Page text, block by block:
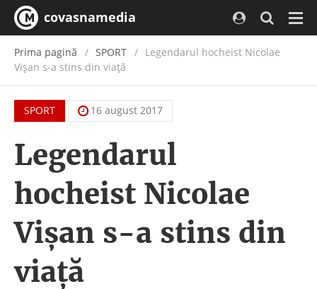
covasnamedia
Prima pagină SPORT
Legendarul hocheist Nicolae
Vișan s-a stins din viață
SPORT 16 august 2017
Legendarul
hocheist Nicolae
Vișan s-a stins din
viață